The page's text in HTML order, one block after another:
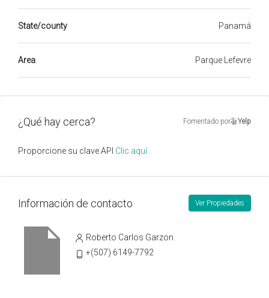
State/county Panamá
Area Parque Lefevre
¿Qué hay cerca? Fomentado por Yelp
Proporcione su clave API Clic aquí
Información de contacto Ver Propiedades
Roberto Carlos Garzon
+(507) 6149-7792